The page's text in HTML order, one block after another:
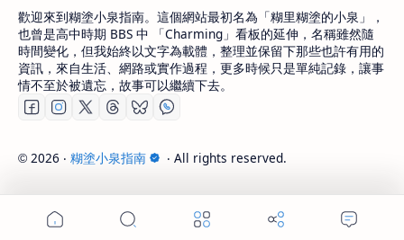
歡迎來到糊塗小泉指南。這個網站最初名為「糊里糊塗的小泉」，
也曾是高中時期 BBS 中 「Charming」看板的延伸，名稱雖然隨
時間變化，但我始終以文字為載體，整理並保留下那些也許有用的
資訊，來自生活、網路或實作過程，更多時候只是單純記錄，讓事
情不至於被遺忘，故事可以繼續下去。
© 2026 ‧ 糊塗小泉指南 ‧ All rights reserved.